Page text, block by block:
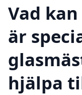
Vad
är
hjälpa